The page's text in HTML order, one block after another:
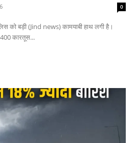
0
को बड़ी (Jind news) कामयाबी हाथ लगी है।
400 कारतूस...